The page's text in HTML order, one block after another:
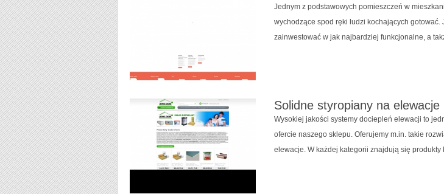
Jednym z podstawowych pomieszczeń w
wychodzące spod ręki ludzi kochających
zainwestować w jak najbardziej funkcjonalne, a
Solidne styropiany na elewacje
Wysokiej jakości systemy dociepleń elewacji to
ofercie naszego sklepu. Oferujemy m.in. takie
elewacje. W każdej kategorii znajdują się produkty